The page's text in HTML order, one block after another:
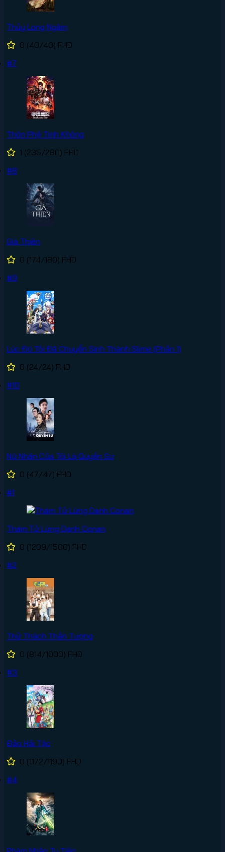
Thủy Long Ngâm
0 (40/40) FHD
#7
Thôn Phệ Tinh Không
1 (235/280) FHD
#8
Già Thiên
0 (174/180) FHD
#9
Lúc Đó Tôi Đã Chuyển Sinh Thành Slime (Phần 1)
0 (24/24) FHD
#10
Nữ Nhân Của Tôi Là Quyền Sư
0 (47/47) FHD
#1
Thám Tử Lừng Danh Conan
0 (1209/1500) FHD
#2
Thử Thách Thần Tượng
0 (814/1000) FHD
#3
Đảo Hải Tặc
0 (1172/1190) FHD
#4